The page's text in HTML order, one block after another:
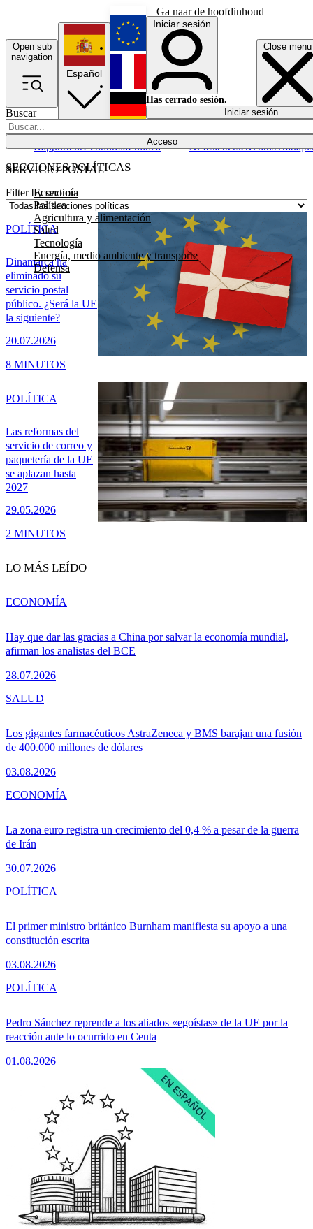
Ga naar de hoofdinhoud
Open sub
navigation
Close menu
Buscar
Acceso
SECCIONES POLÍTICAS
Economía
Política
Agricultura y alimentación
Salud
Tecnología
Energía, medio ambiente y transporte
Defensa
RapporteurEconomíaPolítica NewslettersEventosTrabajos
Español
English
Français
Iniciar sesión
Has cerrado sesión.
Iniciar sesión
SERVICIO POSTAL
Filter by section
Dinamarca ha
eliminado su
servicio postal
público. ¿Será la UE
la siguiente?
20.07.2026
POLÍTICA
8 MINUTOS
Las reformas del
servicio de correo y
paquetería de la UE
se aplazan hasta
2027
29.05.2026
POLÍTICA
2 MINUTOS
LO MÁS LEÍDO
Hay que dar las gracias a China por salvar la economía mundial,
afirman los analistas del BCE
28.07.2026
ECONOMÍA
Los gigantes farmacéuticos AstraZeneca y BMS barajan una fusión
de 400.000 millones de dólares
03.08.2026
SALUD
La zona euro registra un crecimiento del 0,4 % a pesar de la guerra
de Irán
30.07.2026
ECONOMÍA
El primer ministro británico Burnham manifiesta su apoyo a una
constitución escrita
03.08.2026
POLÍTICA
Pedro Sánchez reprende a los aliados «egoístas» de la UE por la
reacción ante lo ocurrido en Ceuta
01.08.2026
POLÍTICA